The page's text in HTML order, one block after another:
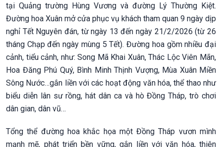
tại Quảng trường Hùng Vương và đường Lý Thường Kiệt.
Đường hoa Xuân mở cửa phục vụ khách tham quan 9 ngày dịp
nghỉ Tết Nguyên đán, từ ngày 13 đến ngày 21/2/2026 (từ 26
tháng Chạp đến ngày mùng 5 Tết). Đường hoa gồm nhiều đại
cảnh, tiểu cảnh, như: Song Mã Khai Xuân, Thác Lộc Viên Mãn,
Hoa Đăng Phú Quý, Bình Minh Thịnh Vượng, Mùa Xuân Miền
Sông Nước…gắn liền với các hoạt động văn hóa, thể thao như
biểu diễn lân sư rồng, hát dân ca và hò Đồng Tháp, trò chơi
dân gian, dân vũ…
Tổng thể đường hoa khắc họa một Đồng Tháp vươn mình
mạnh mẽ, phát triển bền vững, gắn liền với văn hóa, thiên